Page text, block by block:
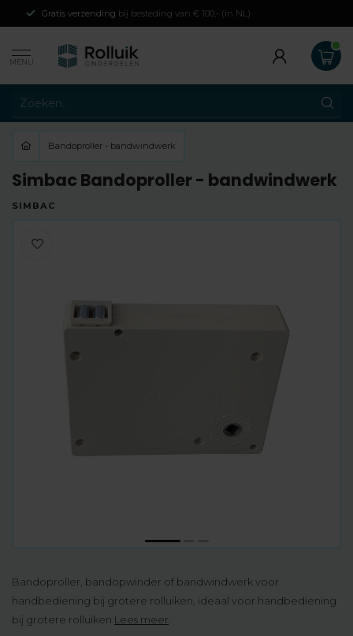
Gratis verzending bij besteding van € 100,- (in NL)
MENU
Bandoproller - bandwindwerk
Simbac Bandoproller - bandwindwerk
SIMBAC
Bandoproller, bandopwinder of bandwindwerk voor
handbediening bij grotere rolluiken, ideaal voor handbediening
bij grotere rolluiken Lees meer